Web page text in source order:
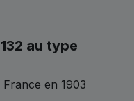
au type
en 1903